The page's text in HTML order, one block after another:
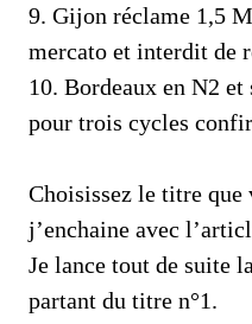
9. Gijon réclame 1,5
mercato et interdit de
10. Bordeaux en N2
pour trois cycles
Choisissez le titre que
j’enchaine avec
Je lance tout de suite
partant du titre n°1.